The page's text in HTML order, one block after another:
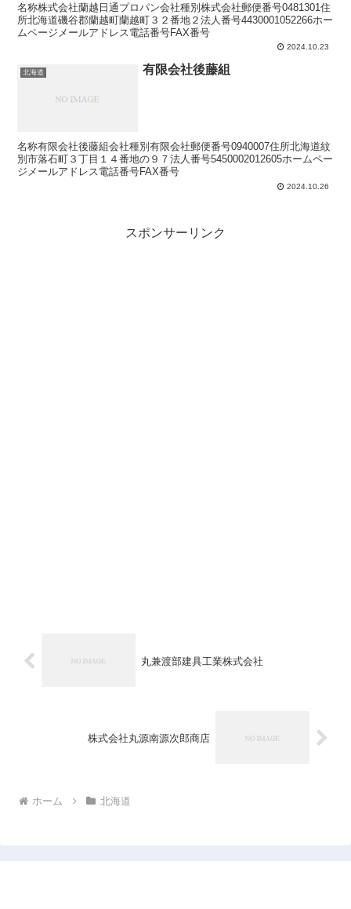
名称株式会社蘭越日通プロパン会社種別株式会社郵便番号0481301住
所北海道磯谷郡蘭越町蘭越町３２番地２法人番号4430001052266ホー
ムページメールアドレス電話番号FAX番号
2024.10.23
北海道 有限会社後藤組
名称有限会社後藤組会社種別有限会社郵便番号0940007住所北海道紋
別市落石町３丁目１４番地の９７法人番号5450002012605ホームペー
ジメールアドレス電話番号FAX番号
2024.10.26
スポンサーリンク
丸兼渡部建具工業株式会社
株式会社丸源南源次郎商店
ホーム 北海道